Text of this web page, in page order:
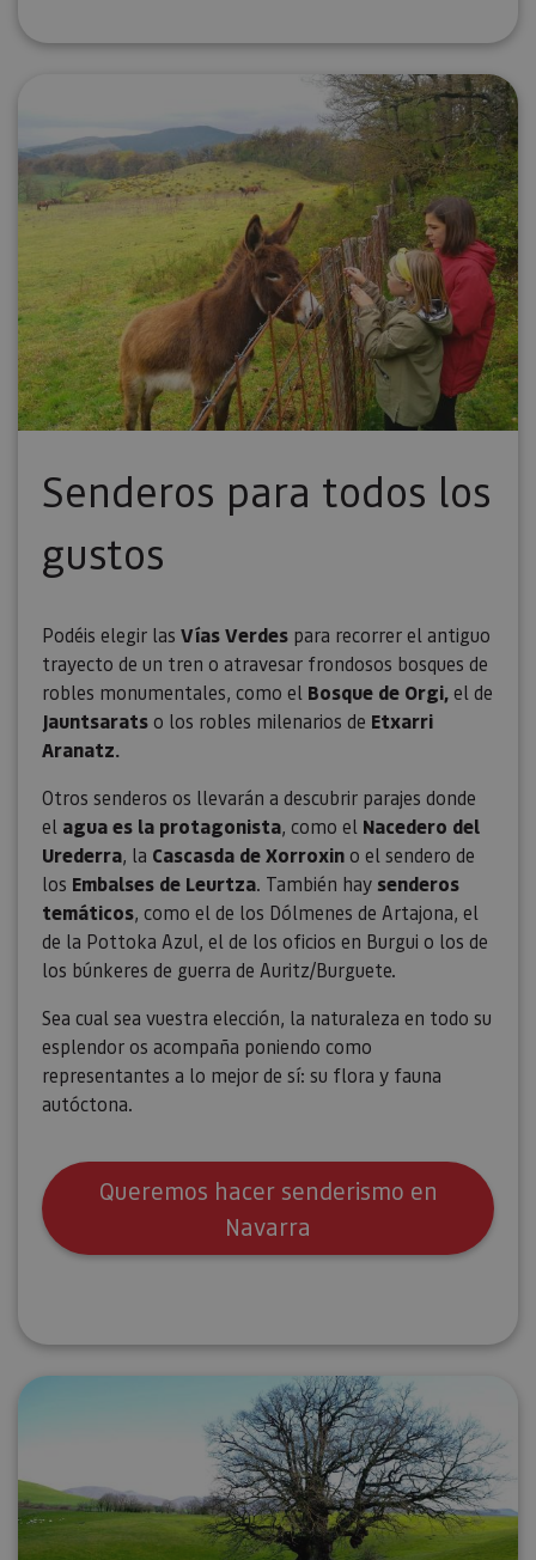
Senderos para todos los
gustos
Podéis elegir las Vías Verdes para recorrer el antiguo
trayecto de un tren o atravesar frondosos bosques de
robles monumentales, como el Bosque de Orgi,el de
Jauntsaratso los robles milenarios de Etxarri
Aranatz.
Otros senderos os llevarán a descubrir parajes donde
el agua es la protagonista, como el Nacedero del
Urederra, la Cascasda de Xorroxino el sendero de
los Embalses de Leurtza. También hay senderos
temáticos, como el de los Dólmenes de Artajona, el
de la Pottoka Azul, el de los oficios en Burgui o los de
los búnkeres de guerra de Auritz/Burguete.
Sea cual sea vuestra elección, la naturaleza en todo su
esplendor os acompaña poniendo como
representantes a lo mejor de sí: su flora y fauna
autóctona.
Queremos hacer senderismo en
Navarra